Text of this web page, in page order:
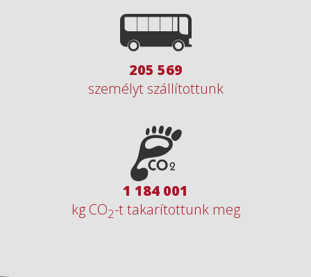
292 917
személyt szállítottunk
1 687 093
kg CO2-t takarítottunk meg